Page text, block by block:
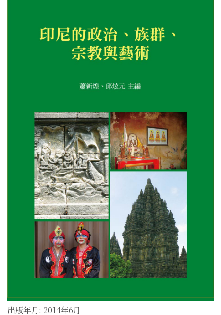
出版年月: 2014年6月